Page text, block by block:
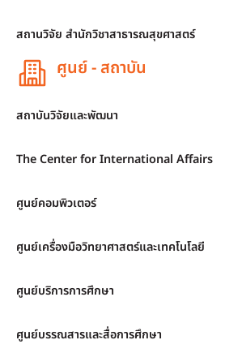
สถานวิจัย สำนักวิชาสาธารณสุขศาสตร์
ศูนย์ - สถาบัน
สถาบันวิจัยและพัฒนา
The Center for International Affairs
ศูนย์คอมพิวเตอร์
ศูนย์เครื่องมือวิทยาศาสตร์และเทคโนโลยี
ศูนย์บริการการศึกษา
ศูนย์บรรณสารและสื่อการศึกษา